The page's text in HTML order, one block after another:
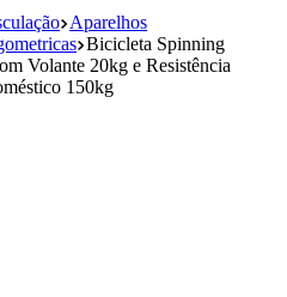
Aparelhos
Bicicleta Spinning
Volante 20kg e Resistência
150kg